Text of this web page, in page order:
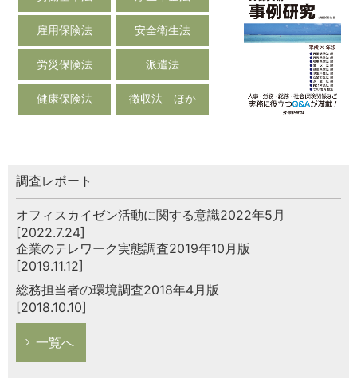
雇用保険法 安全衛生法
労災保険法 派遣法
健康保険法 徴収法 ほか
調査レポート
オフィスカイゼン活動に関する意識2022年5月
[2022.7.24]
企業のテレワーク実態調査2019年10月版
[2019.11.12]
総務担当者の環境調査2018年4月版
[2018.10.10]
一覧へ